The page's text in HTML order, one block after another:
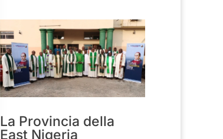
La Provincia della
East Nigeria